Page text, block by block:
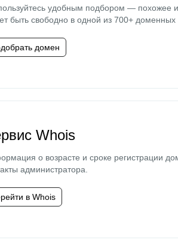
удобным подбором — похожее
быть свободно в одной из 700+ доменных
домен
Whois
о возрасте и сроке регистрации
администратора.
в Whois